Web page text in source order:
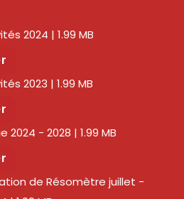
2024 | 1.99 MB
2023 | 1.99 MB
2024 - 2028 | 1.99 MB
de Résomètre juillet -